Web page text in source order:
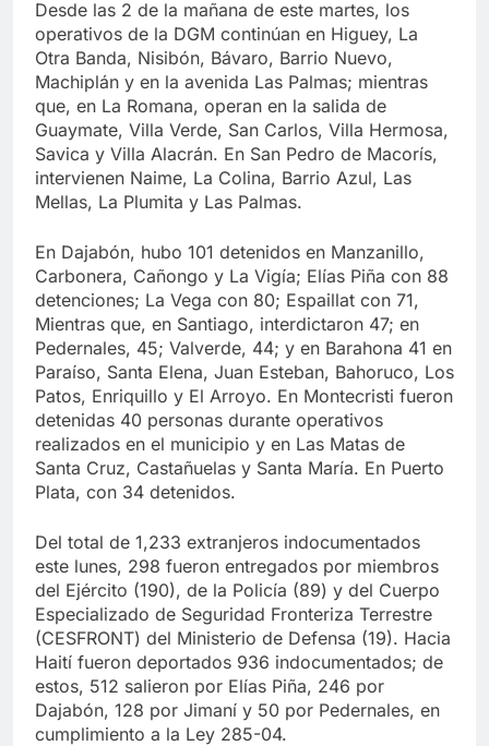
Desde las 2 de la mañana de este martes, los
operativos de la DGM continúan en Higuey, La
Otra Banda, Nisibón, Bávaro, Barrio Nuevo,
Machiplán y en la avenida Las Palmas; mientras
que, en La Romana, operan en la salida de
Guaymate, Villa Verde, San Carlos, Villa Hermosa,
Savica y Villa Alacrán. En San Pedro de Macorís,
intervienen Naime, La Colina, Barrio Azul, Las
Mellas, La Plumita y Las Palmas.
En Dajabón, hubo 101 detenidos en Manzanillo,
Carbonera, Cañongo y La Vigía; Elías Piña con 88
detenciones; La Vega con 80; Espaillat con 71,
Mientras que, en Santiago, interdictaron 47; en
Pedernales, 45; Valverde, 44; y en Barahona 41 en
Paraíso, Santa Elena, Juan Esteban, Bahoruco, Los
Patos, Enriquillo y El Arroyo. En Montecristi fueron
detenidas 40 personas durante operativos
realizados en el municipio y en Las Matas de
Santa Cruz, Castañuelas y Santa María. En Puerto
Plata, con 34 detenidos.
Del total de 1,233 extranjeros indocumentados
este lunes, 298 fueron entregados por miembros
del Ejército (190), de la Policía (89) y del Cuerpo
Especializado de Seguridad Fronteriza Terrestre
(CESFRONT) del Ministerio de Defensa (19). Hacia
Haití fueron deportados 936 indocumentados; de
estos, 512 salieron por Elías Piña, 246 por
Dajabón, 128 por Jimaní y 50 por Pedernales, en
cumplimiento a la Ley 285-04.